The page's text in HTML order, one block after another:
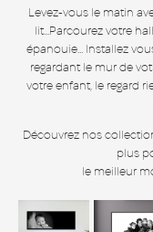
Levez-vous le matin
lit...Parcourez votre
épanouie... Installez
regardant le mur de
votre enfant, le regard
Découvrez nos
plus
le meilleur